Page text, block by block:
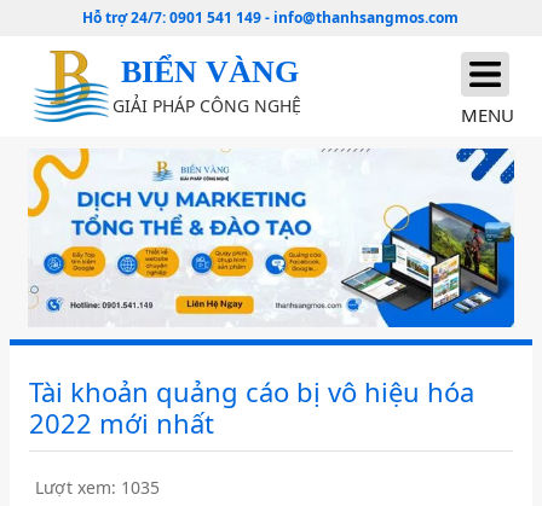
Hỗ trợ 24/7:0901 541 149- info@thanhsangmos.com
BIỂN VÀNG
GIẢI PHÁP CÔNG NGHỆ MENU
Tài khoản quảng cáo bị vô hiệu hóa
2022 mới nhất
Lượt xem: 1035